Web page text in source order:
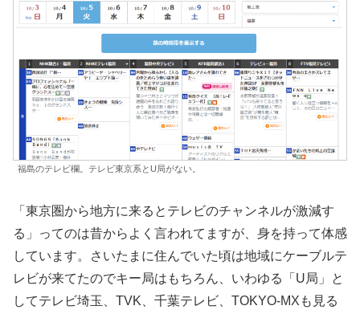
福島のテレビ欄。テレビ東京系とU局がない。
「東京圏から地方に来るとテレビのチャンネルが激減す
る」ってのは昔からよく言われてますが、身を持って体感
しています。さいたまに住んでいた頃は地域にケーブルテ
レビが来てたのでキー局はもちろん、いわゆる「U局」と
してテレビ埼玉、TVK、千葉テレビ、TOKYO-MXも見る